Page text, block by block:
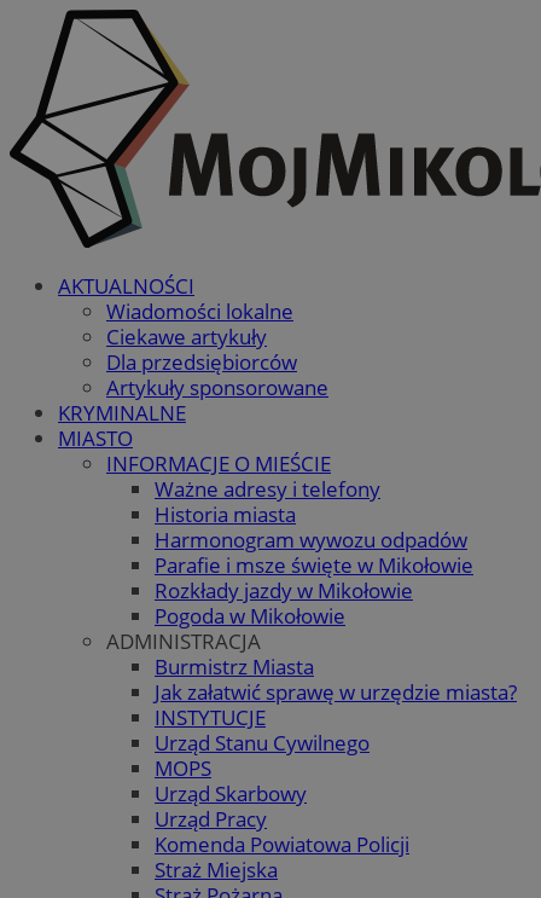
AKTUALNOŚCI
Wiadomości lokalne
Ciekawe artykuły
Dla przedsiębiorców
Artykuły sponsorowane
KRYMINALNE
MIASTO
INFORMACJE O MIEŚCIE
Ważne adresy i telefony
Historia miasta
Harmonogram wywozu odpadów
Parafie i msze święte w Mikołowie
Rozkłady jazdy w Mikołowie
Pogoda w Mikołowie
ADMINISTRACJA
Burmistrz Miasta
Jak załatwić sprawę w urzędzie miasta?
INSTYTUCJE
Urząd Stanu Cywilnego
MOPS
Urząd Skarbowy
Urząd Pracy
Komenda Powiatowa Policji
Straż Miejska